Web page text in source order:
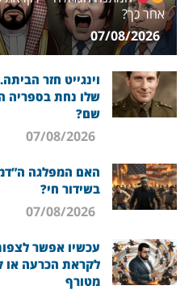
אחר כך?
07/08/2026
וינגייט חזר
שלו נחת בספריה
שם?
האם המפלגה
בשידור חי?
עכשיו אפשר
לקראת הכרעה או
מטורף